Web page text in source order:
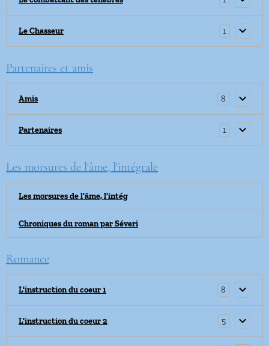
Le Chasseur 1
Partenaires et amis
Amis 8
Partenaires 1
Les morsures de l'âme, l'intégrale
Les morsures de l'âme, l'intég
Chroniques du roman par Séveri
Romance
L'instruction du coeur 1 8
L'instruction du coeur 2 5